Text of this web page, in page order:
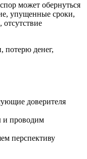
может обернуться
упущенные сроки,
потерю денег,
доверителя
и проводим
перспективу